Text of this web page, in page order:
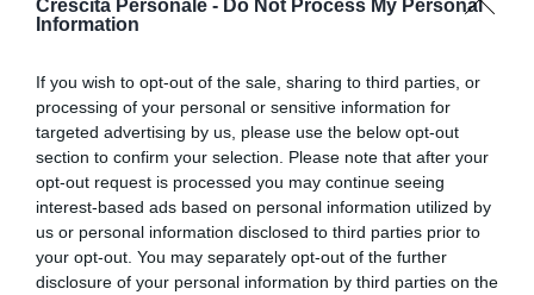
Crescita Personale - Do Not Process My Personal
Information
If you wish to opt-out of the sale, sharing to third parties, or
processing of your personal or sensitive information for
targeted advertising by us, please use the below opt-out
section to confirm your selection. Please note that after your
opt-out request is processed you may continue seeing
interest-based ads based on personal information utilized by
us or personal information disclosed to third parties prior to
your opt-out. You may separately opt-out of the further
disclosure of your personal information by third parties on the
counselor e il clienteall’interno di un percorso di
elaborazione autonoma del problema, dall’altro a
scoraggiare le eventuali richieste di dipendenza
del soggetto.
Continua a leggere dopo la pubblicità